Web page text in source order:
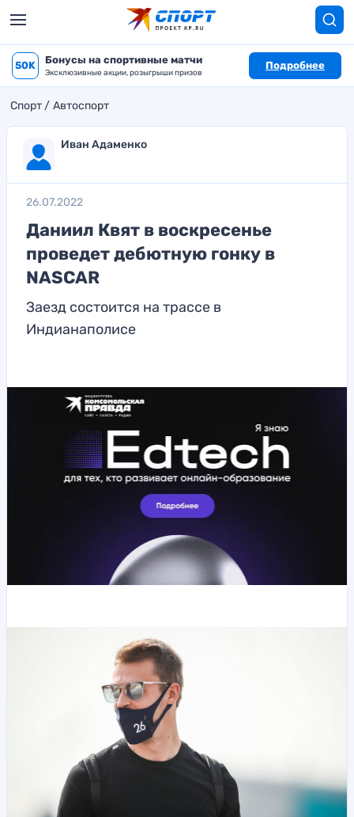
50K Бонусы на спортивные матчи
Эксклюзивные акции, розыгрыши призов
Подробнее
Спорт Автоспорт
Иван Адаменко
26.07.2022
Даниил Квят в воскресенье
проведет дебютную гонку в
NASCAR
Заезд состоится на трассе в
Индианаполисе